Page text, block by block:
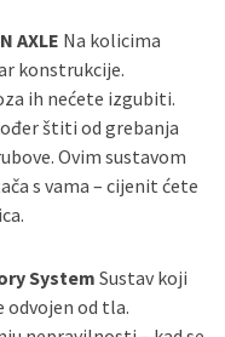
AXLE Na kolicima
konstrukcije.
ih nećete izgubiti.
štiti od grebanja
Ovim sustavom
s vama – cijenit ćete
System Sustav koji
od tla.